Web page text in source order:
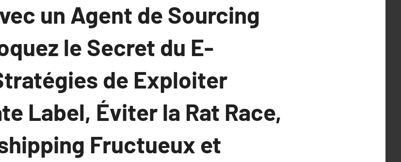
un Agent de Sourcing
le Secret du E-
de Exploiter
Label, Éviter la Rat Race,
Fructueux et